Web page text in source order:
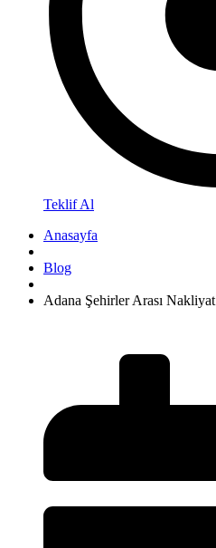
Teklif Al
Anasayfa
Blog
Adana Şehirler Arası Nakliyat